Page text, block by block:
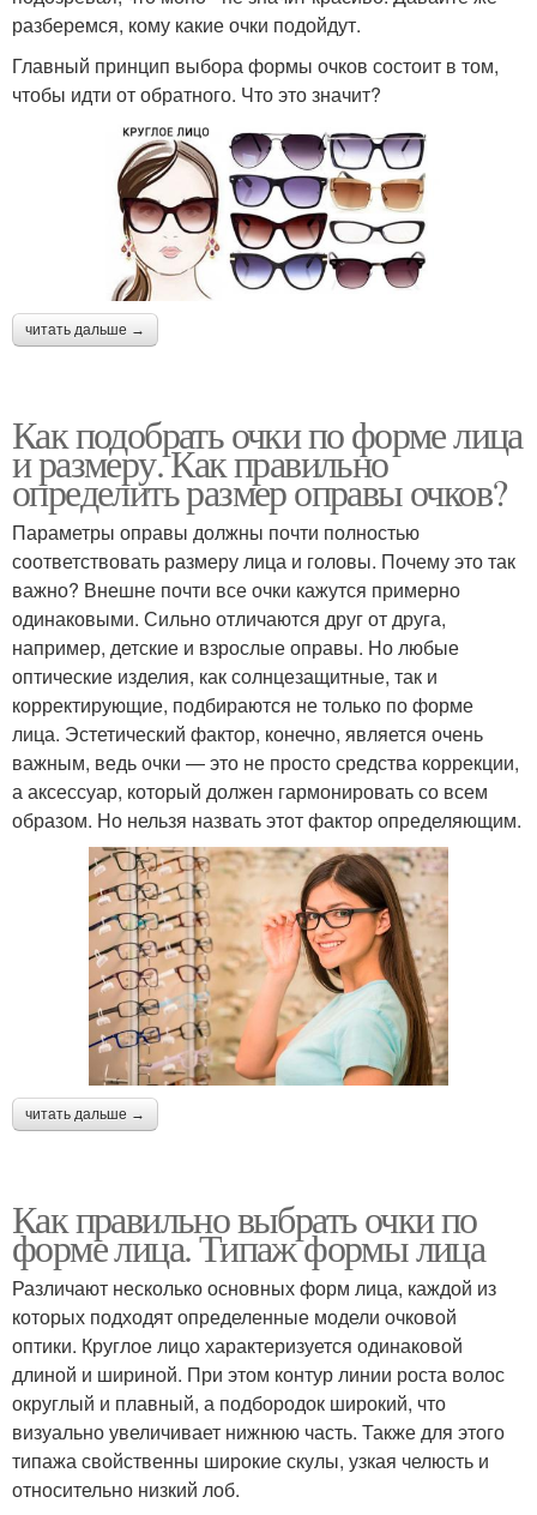
разберемся, кому какие очки подойдут.
Главный принцип выбора формы очков состоит в том,
чтобы идти от обратного. Что это значит?
читать дальше →
Как подобрать очки по форме лица
и размеру. Как правильно
определить размер оправы очков?
Параметры оправы должны почти полностью
соответствовать размеру лица и головы. Почему это так
важно? Внешне почти все очки кажутся примерно
одинаковыми. Сильно отличаются друг от друга,
например, детские и взрослые оправы. Но любые
оптические изделия, как солнцезащитные, так и
корректирующие, подбираются не только по форме
лица. Эстетический фактор, конечно, является очень
важным, ведь очки — это не просто средства коррекции,
а аксессуар, который должен гармонировать со всем
образом. Но нельзя назвать этот фактор определяющим.
читать дальше →
Как правильно выбрать очки по
форме лица. Типаж формы лица
Различают несколько основных форм лица, каждой из
которых подходят определенные модели очковой
оптики. Круглое лицо характеризуется одинаковой
длиной и шириной. При этом контур линии роста волос
округлый и плавный, а подбородок широкий, что
визуально увеличивает нижнюю часть. Также для этого
типажа свойственны широкие скулы, узкая челюсть и
относительно низкий лоб.